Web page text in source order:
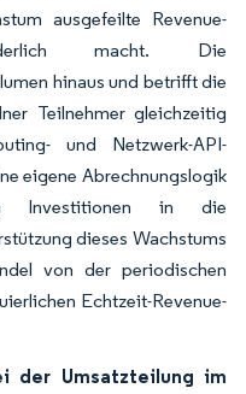
ausgefeilte Revenue-
macht. Die
hinaus und betrifft die
Teilnehmer gleichzeitig
und Netzwerk-API-
eigene Abrechnungslogik
Investitionen in die
dieses Wachstums
von der periodischen
Echtzeit-Revenue-
der Umsatzteilung im